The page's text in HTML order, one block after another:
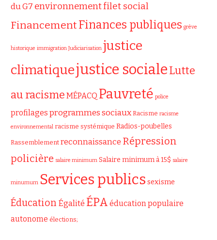
du G7 environnementfilet social
FinancementFinances publiques grève
historique immigration Judiciarisation justice
climatiquejustice socialeLutte
au racisme MÉPACQ Pauvreté police
profilages programmes sociaux Racisme racisme
environnemental racisme systémique Radios-poubelles
Rassemblement reconnaissance Répression
policière salaire minimum Salaire minimum à 15$ salaire
minumum Services publics sexisme
Éducation Égalité ÉPA éducation populaire
autonome élections;